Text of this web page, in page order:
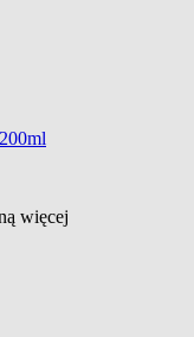
więcej